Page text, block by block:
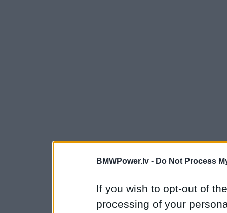
BMWPower.lv - Do Not Process
If you wish to opt-out of
processing of your